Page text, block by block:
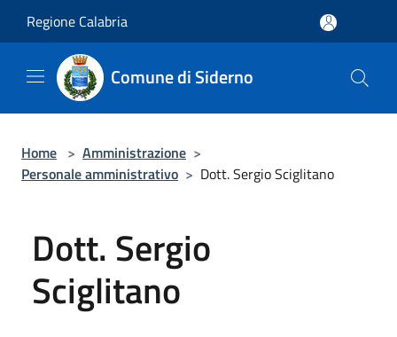
Regione Calabria
Comune di Siderno
Home > Amministrazione >
Personale amministrativo > Dott. Sergio Sciglitano
Dott. Sergio
Sciglitano